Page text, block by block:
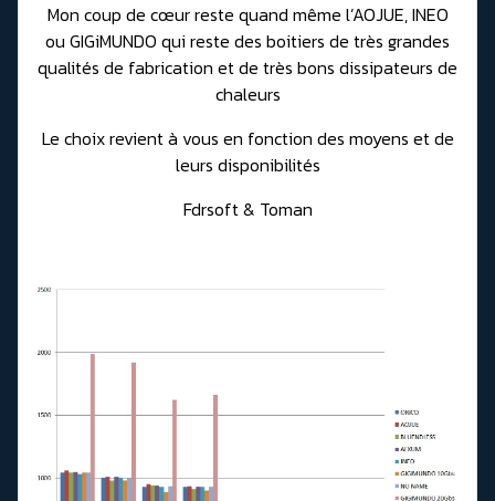
Mon coup de cœur reste quand même l’AOJUE, INEO
ou GIGiMUNDO qui reste des boitiers de très grandes
qualités de fabrication et de très bons dissipateurs de
chaleurs
Le choix revient à vous en fonction des moyens et de
leurs disponibilités
Fdrsoft & Toman